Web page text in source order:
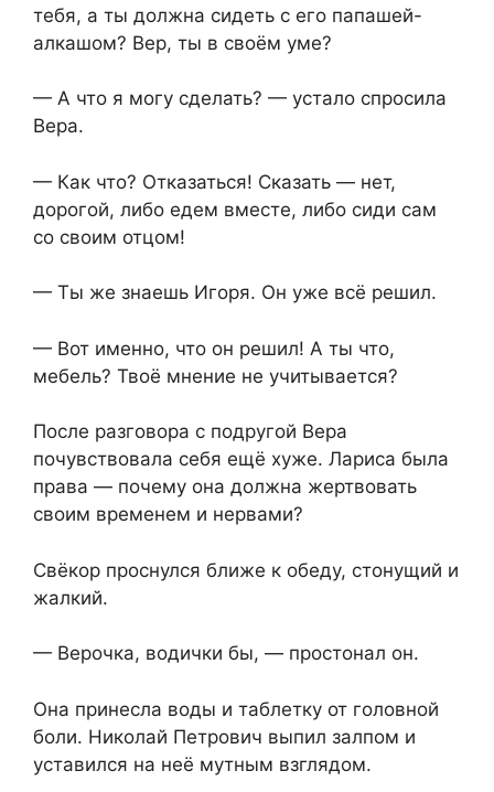
тебя, а ты должна сидеть с его папашей-
алкашом? Вер, ты в своём уме?
— А что я могу сделать? — устало спросила
Вера.
— Как что? Отказаться! Сказать — нет,
дорогой, либо едем вместе, либо сиди сам
со своим отцом!
— Ты же знаешь Игоря. Он уже всё решил.
— Вот именно, что он решил! А ты что,
мебель? Твоё мнение не учитывается?
После разговора с подругой Вера
почувствовала себя ещё хуже. Лариса была
права — почему она должна жертвовать
своим временем и нервами?
Свёкор проснулся ближе к обеду, стонущий и
жалкий.
— Верочка, водички бы, — простонал он.
Она принесла воды и таблетку от головной
боли. Николай Петрович выпил залпом и
уставился на неё мутным взглядом.